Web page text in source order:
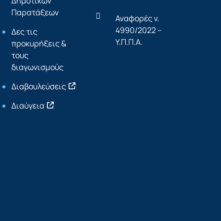
Παρατάξεων
Δες τις
προκυρήξεις &
τους
διαγωνισμούς
Διαβουλεύσεις
Διαύγεια
Αναφορές ν.
4990/2022 –
Υ.Π.Π.Α.